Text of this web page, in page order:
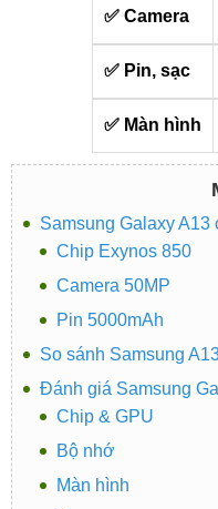
✅ Camera
✅ Pin, sạc
✅ Màn hình
Samsung Galaxy A13
Chip Exynos 850
Camera 50MP
Pin 5000mAh
So sánh Samsung
Đánh giá Samsung
Chip & GPU
Bộ nhớ
Màn hình